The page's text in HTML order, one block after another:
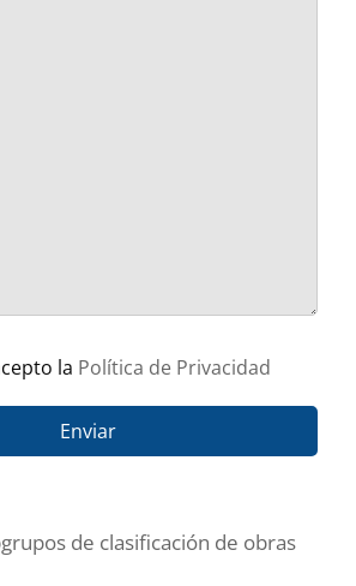
la Política de Privacidad
de clasificación de obras